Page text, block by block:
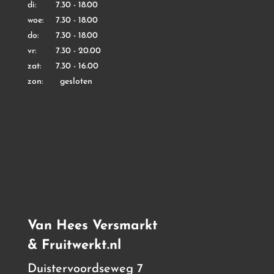
di: 7.30 - 18.00
woe: 7.30 - 18.00
do: 7.30 - 18.00
vr: 7.30 - 20.00
zat: 7.30 - 16.00
zon: gesloten
Van Hees Versmarkt
& Fruitwerkt.nl
Duistervoordseweg 7